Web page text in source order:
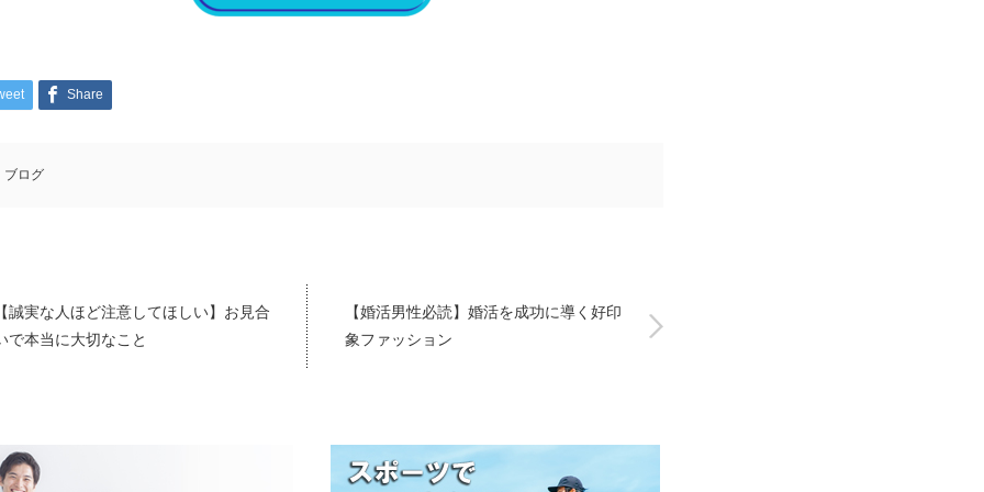
Share
ブログ
誠実な人ほど注意してほしい】お見合
で本当に大切なこと
【婚活男性必読】婚活を成功に導く好印
象ファッション